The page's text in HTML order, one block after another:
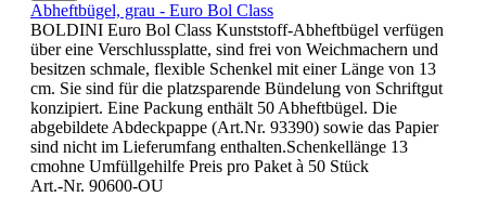
Abheftbügel, grau - Euro Bol Class
BOLDINI Euro Bol Class Kunststoff-Abheftbügel verfügen
über eine Verschlussplatte, sind frei von Weichmachern und
besitzen schmale, flexible Schenkel mit einer Länge von 13
cm. Sie sind für die platzsparende Bündelung von Schriftgut
konzipiert. Eine Packung enthält 50 Abheftbügel. Die
abgebildete Abdeckpappe (Art.Nr. 93390) sowie das Papier
sind nicht im Lieferumfang enthalten.Schenkellänge 13
cmohne Umfüllgehilfe Preis pro Paket à 50 Stück
Art.-Nr. 90600-OU